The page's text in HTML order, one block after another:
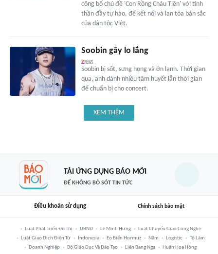
công bố chủ đề 'Con Rồng Cháu Tiên' với tinh
thần đầy tự hào, để kết nối và lan tỏa bản sắc
của dân tộc Việt.
Soobin gây lo lắng
Soobin bị sốt, sưng họng và ớn lạnh. Thời gian
qua, anh dành nhiều tâm huyết lẫn thời gian
để chuẩn bị cho concert.
XEM THÊM
TẢI ỨNG DỤNG BÁO MỚI
ĐỂ KHÔNG BỎ SÓT TIN TỨC
Điều khoản sử dụng Chính sách bảo mật
Luật Phát Triển Đô Thị UBND Lê Minh Hưng
Luật Chuyển Giao Công Nghệ
Luật Giao Dịch Điện Tử
Indonesia Eo Biển Hormuz Năm Logistic
Tô Lâm
Doanh Nghiệp
Bộ Giáo Dục Và Đào Tạo Liên Bang Nga
Huấn Hoa Hồng